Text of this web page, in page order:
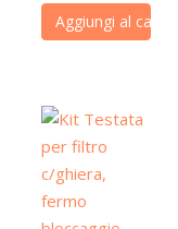
Aggiungi al carrello